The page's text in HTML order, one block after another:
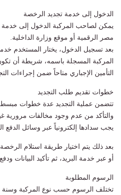
الدخول إلى خدمة تجديد الرخصة
يمكن لصاحب المركبة الدخول إلى خدمة
مصر الرقمية أو موقع وزارة الداخلية.
بعد تسجيل الدخول، يختار المستخدم
المركبة المسجلة باسمه، شريطة أن
التأمين الإجباري متاحاً ضمن إجراءات
خطوات تقديم طلب التجديد
تتضمن عملية التجديد عدة خطوات مبسطة
والتأكد من عدم وجود مخالفات مرورية
يجب سدادها إلكترونياً عبر وسائل الدفع
بعد ذلك يتم اختيار طريقة استلام
أو عبر خدمة البريد، ثم تأكيد البيانات
الرسوم المطلوبة
تختلف الرسوم حسب نوع المركبة وسنة